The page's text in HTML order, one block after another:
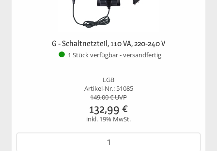
G - Schaltnetzteil, 110 VA, 220-240 V
1 Stück verfügbar - versandfertig
LGB
Artikel-Nr.: 51085
149,00€ UVP
132,99 €
inkl. 19% MwSt.